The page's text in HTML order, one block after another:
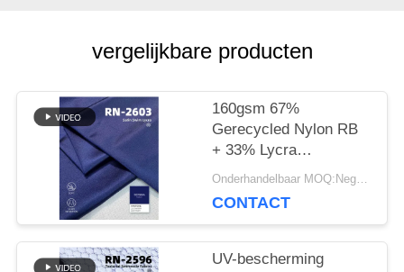
PRIVACY
POLICY
vergelijkbare producten
160gsm 67%
Gerecycled Nylon RB
+ 33% Lycra
Gerecycled Lycra Stof Onderhandelbaar MOQ:Negotiable
CONTACT
UV-bescherming